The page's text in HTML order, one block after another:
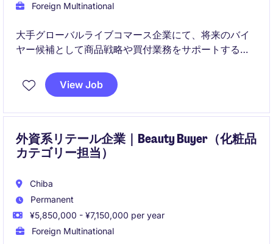
Foreign Multinational
大手グローバルライブコマース企業にて、将来のバイ
ヤー候補として商品戦略や買付業務をサポートするア
市場分析やベンダーマネジメント、商品導入プロセス
View Job
外資系リテール企業｜Beauty Buyer（化粧品
カテゴリー担当）
Chiba
Permanent
¥5,850,000 - ¥7,150,000 per year
Foreign Multinational